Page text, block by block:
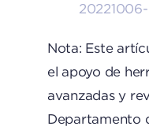
Nota: Este
el apoyo de
avanzadas y
Departamento